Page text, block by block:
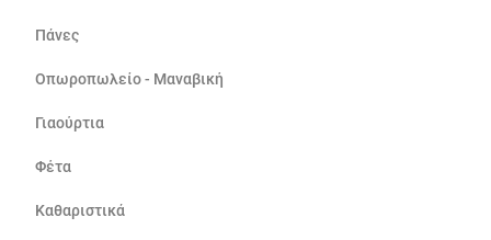
Πάνες
Οπωροπωλείο - Μαναβική
Γιαούρτια
Φέτα
Καθαριστικά